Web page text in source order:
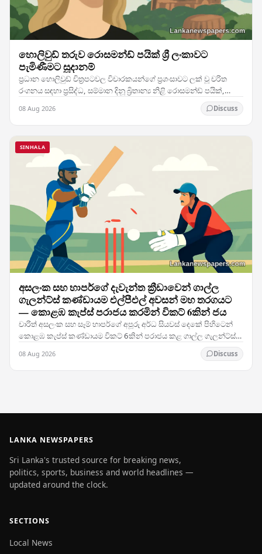
හොලිවුඩ් තරුව රොසමන්ඩ් පයික් ශ්‍රී ලංකාවට
පැමිණීමට සූදානම්
ප්‍රධාන හොලිවුඩ් චිත්‍රපටවල විචාරකයන්ගේ ප්‍රශංසාවට ලක් වූ චරිත
රංගනය සඳහා ප්‍රසිද්ධ, සම්මාන දිනූ බ්‍රිතාන්‍ය නිළි රොසමන්ඩ් පයික්,
08 Aug 2026 Discuss
SINHALA
අසලංක සහ හාපර්ගේ දැවැන්ත ක්‍රීඩාවෙන් ගාල්ල
ගැලන්ට්ස් කණ්ඩායම එල්පීඑල් අවසන් මහ තරගයට
— කොළඹ කැප්ස් පරාජය කරමින් විකට් 6කින් ජය
චාරිත් අසලංක සහ සෑම් හාපර්ගේ අපූරු අර්ධ සියවස් දෙකේ පිහිටෙන්
කොළඹ කැප්ස් කණ්ඩායම විකට් 6කින් පරාජය කළ ගාල්ල ගැලන්ට්ස්
08 Aug 2026 Discuss
LANKA NEWSPAPERS
Sri Lanka's trusted source for breaking news,
politics, sports, business and world headlines —
updated around the clock.
SECTIONS
Local News